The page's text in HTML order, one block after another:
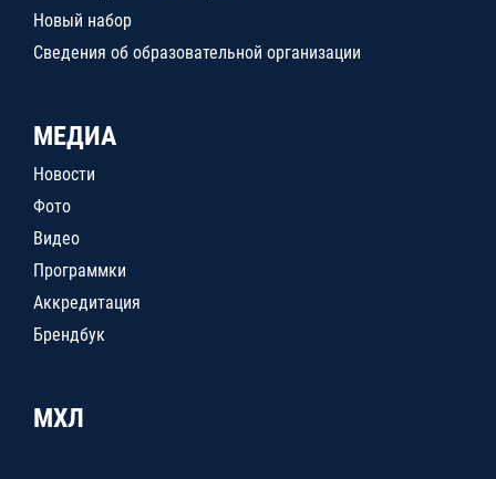
Новый набор
Сведения об образовательной организации
МЕДИА
Новости
Фото
Видео
Программки
Аккредитация
Брендбук
МХЛ